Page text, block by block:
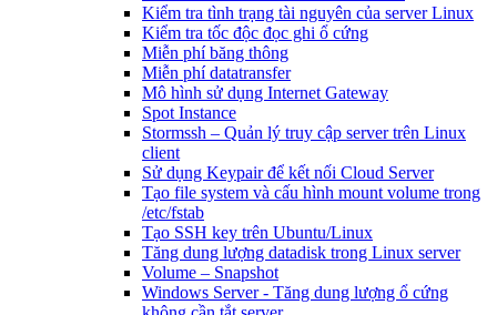
Kiểm tra tình trạng tài nguyên của server Linux
Kiểm tra tốc độc đọc ghi ổ cứng
Miễn phí băng thông
Miễn phí datatransfer
Mô hình sử dụng Internet Gateway
Spot Instance
Stormssh – Quản lý truy cập server trên Linux
client
Sử dụng Keypair để kết nối Cloud Server
Tạo file system và cấu hình mount volume trong
/etc/fstab
Tạo SSH key trên Ubuntu/Linux
Tăng dung lượng datadisk trong Linux server
Volume – Snapshot
Windows Server - Tăng dung lượng ổ cứng